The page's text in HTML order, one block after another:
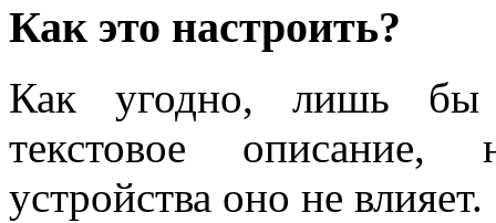
Как это настроить?
Как угодно, лишь бы
текстовое описание,
устройства оно не влияет.